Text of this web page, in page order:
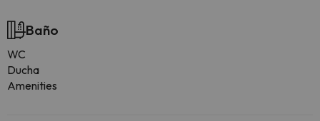
Baño
WC
Ducha
Amenities